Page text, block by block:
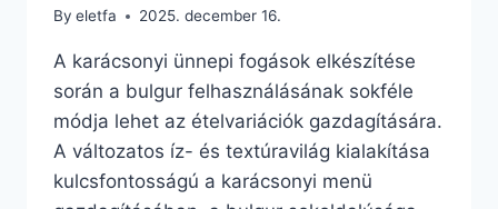
By eletfa 2025. december 16.
A karácsonyi ünnepi fogások elkészítése
során a bulgur felhasználásának sokféle
módja lehet az ételvariációk gazdagítására.
A változatos íz- és textúravilág kialakítása
kulcsfontosságú a karácsonyi menü